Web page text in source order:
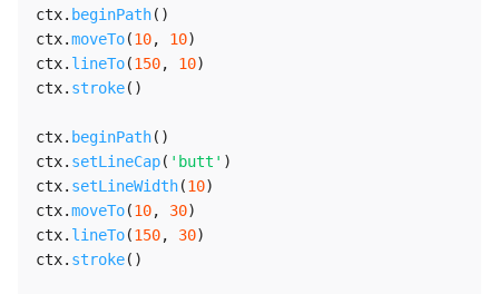
ctx. beginPath( )
ctx.moveTo(10, 10)
ctx. lineTo(150, 10)
ctx. stroke( )
ctx. beginPath( )
ctx. setLineCap( 'butt' )
ctx. setLineWidth(10)
ctx.moveTo(10, 30)
ctx. lineTo(150, 30)
ctx. stroke( )